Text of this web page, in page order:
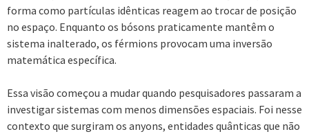
forma como partículas idênticas reagem ao trocar de posição
no espaço. Enquanto os bósons praticamente mantêm o
sistema inalterado, os férmions provocam uma inversão
matemática específica.
Essa visão começou a mudar quando pesquisadores passaram a
investigar sistemas com menos dimensões espaciais. Foi nesse
contexto que surgiram os anyons, entidades quânticas que não